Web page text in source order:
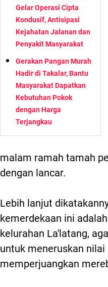
Gelar Operasi Cipta
Kondusif, Antisipasi
Kejahatan Jalanan dan
Penyakit Masyarakat
Gerakan Pangan Murah
Hadir di Takalar, Bantu
Masyarakat Dapatkan
Kebutuhan Pokok
dengan Harga
Terjangkau
malam ramah tamah
dengan lancar.
Lebih lanjut
kemerdekaan ini
kelurahan La'latang,
untuk meneruskan
memperjuangkan